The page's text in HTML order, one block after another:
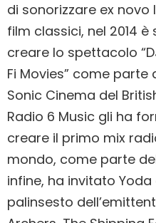
di sonorizzare ex
film classici, nel 2014
creare lo spettacolo
Fi Movies” come
Sonic Cinema del
Radio 6 Music gli ha
creare il primo mix
mondo, come parte
infine, ha invitato Yoda
palinsesto